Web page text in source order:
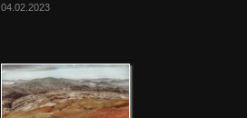
04.02.2023